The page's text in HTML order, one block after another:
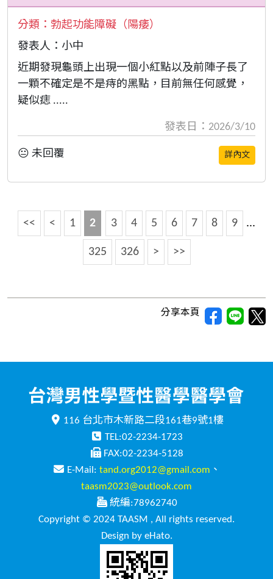
分類： 勃起功能障礙（陽痿）
發表人：小中
近期發現龜頭上出現一個小紅點以及前陣子長了
一顆不確定是不是痔的黑點，目前無任何感覺，
疑似痣 .....
發表日：2026/3/10
😐 未回覆 詳內文
<< < 1 2 3 4 5 6 7 8 9 ...
325 326 > >>
分享本頁
116 台北市木新路二段161巷9號1樓
TEL:02-2234-1723
FAX:02-2234-5128
E-Mail: tand.org2012@gmail.com 、
taasm2023@outlook.com
統編:78962740
Copyright © 2024 TAASM , All rights reserved.
Design by eHato.